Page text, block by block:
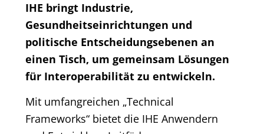
IHE bringt Industrie,
Gesundheitseinrichtungen und
politische Entscheidungsebenen an
einen Tisch, um gemeinsam Lösungen
für Interoperabilität zu entwickeln.
Mit umfangreichen „Technical
Frameworks“ bietet die IHE Anwendern